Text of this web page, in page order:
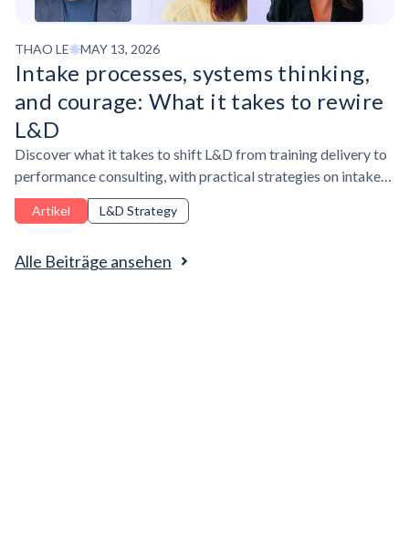
Alle Beiträge ansehen
THAO LE MAY 13, 2026
Intake processes, systems thinking,
and courage: What it takes to rewire
L&D
Discover what it takes to shift L&D from training delivery to
performance consulting, with practical strategies on intake
processes, systems thinking, and AI adoption.
Artikel L&D Strategy